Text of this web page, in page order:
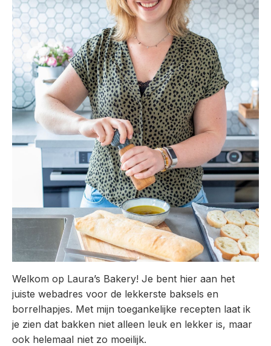
Welkom op Laura’s Bakery! Je bent hier aan het
juiste webadres voor de lekkerste baksels en
borrelhapjes. Met mijn toegankelijke recepten laat ik
je zien dat bakken niet alleen leuk en lekker is, maar
ook helemaal niet zo moeilijk.